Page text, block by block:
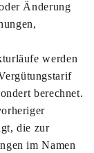
Änderung
werden
berechnet.
die zur
im Namen